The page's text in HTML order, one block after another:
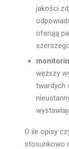
jakości
oferują
węższy
twardych
O ile opisy
stosunkowo